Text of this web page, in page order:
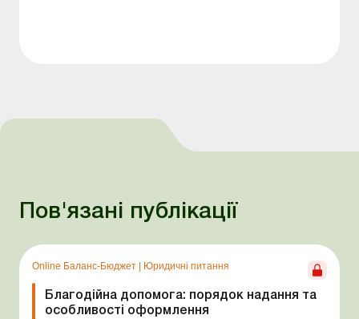
Пов'язані публікації
Online Баланс-Бюджет | Юридичні питання
Благодійна допомога: порядок надання та
особливості оформлення